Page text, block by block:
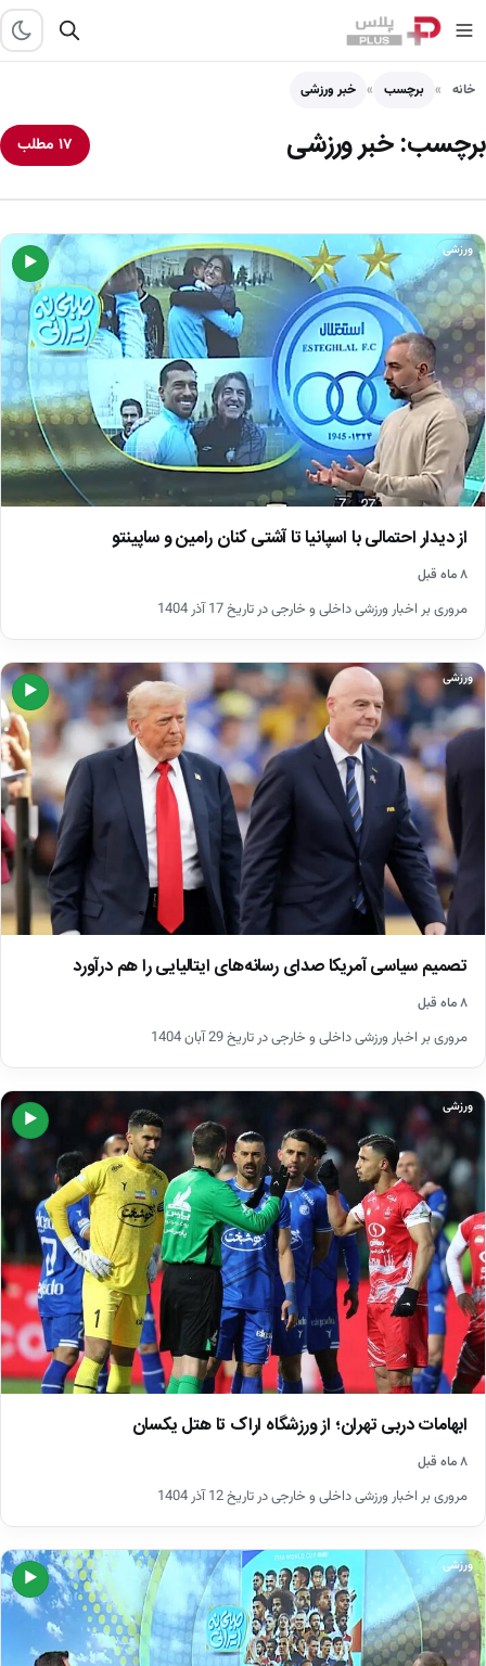
خانه برچسب خبر ورزشی
برچسب:خبر ورزشی ۱۷ مطلب
▶
ورزشی
از دیدار احتمالی با اسپانیا تا آشتی کنان رامین و ساپینتو
۸ ماه قبل
مروری بر اخبار ورزشی داخلی و خارجی در تاریخ 17 آذر 1404
▶
ورزشی
تصمیم سیاسی آمریکا صدای رسانه‌های ایتالیایی را هم درآورد
۸ ماه قبل
مروری بر اخبار ورزشی داخلی و خارجی در تاریخ 29 آبان 1404
▶
ورزشی
ابهامات دربی تهران؛ از ورزشگاه اراک تا هتل یکسان
۸ ماه قبل
مروری بر اخبار ورزشی داخلی و خارجی در تاریخ 12 آذر 1404
▶
ورزشی